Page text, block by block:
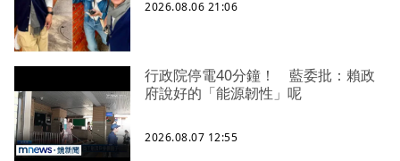
2026.08.06 21:06
行政院停電40分鐘！ 藍委批：賴政
府說好的「能源韌性」呢
2026.08.07 12:55